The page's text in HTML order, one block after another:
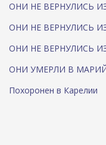
ОНИ НЕ ВЕРНУЛИСЬ
ОНИ НЕ ВЕРНУЛИСЬ
ОНИ НЕ ВЕРНУЛИСЬ
ОНИ УМЕРЛИ В
Похоронен в Карелии